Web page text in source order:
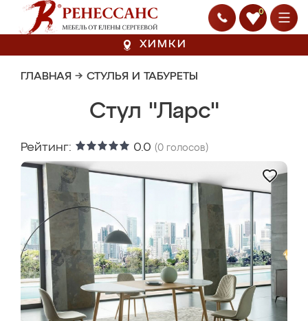
0
ХИМКИ
ГЛАВНАЯ → СТУЛЬЯ И ТАБУРЕТЫ
Стул "Ларс"
Рейтинг: 0.0 (0 голосов)